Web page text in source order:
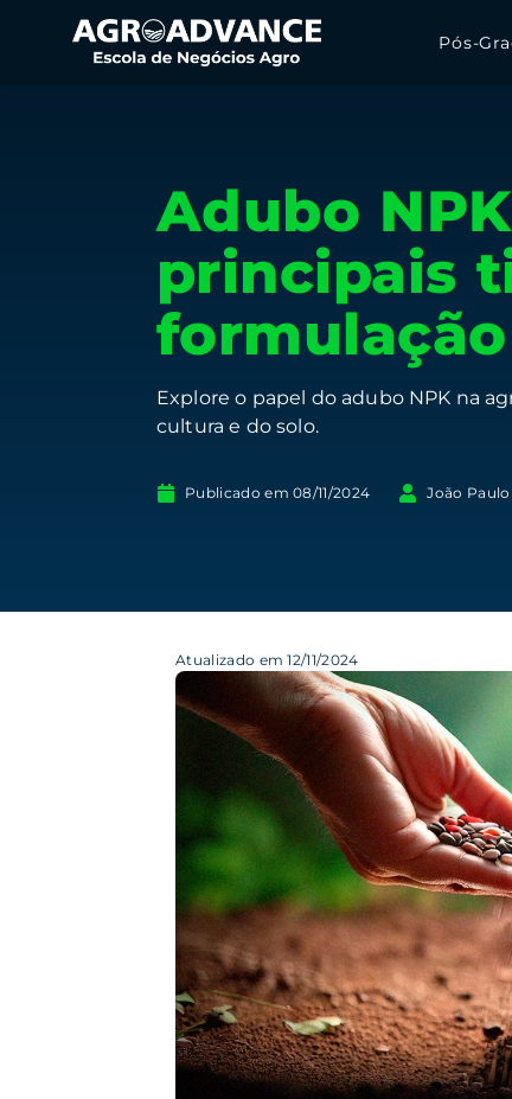
Pós-
Adubo
principais
Explore o papel do adubo NPK na
cultura e do solo.
Publicado em 08/11/2024 João
Atualizado em 12/11/2024